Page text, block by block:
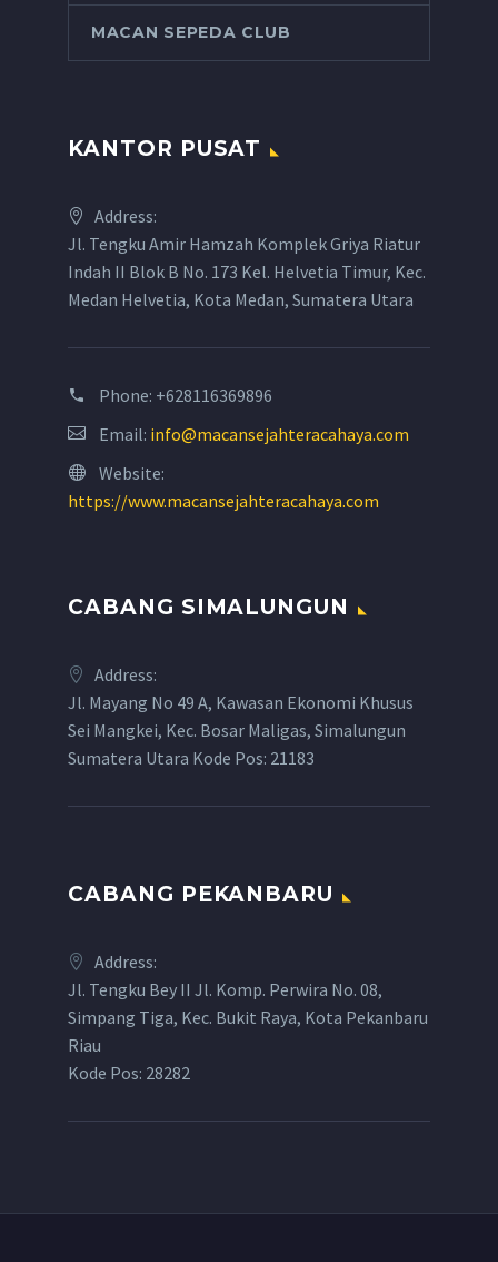
MACAN SEPEDA CLUB
KANTOR PUSAT
Address:
Jl. Tengku Amir Hamzah Komplek Griya Riatur
Indah II Blok B No. 173 Kel. Helvetia Timur, Kec.
Medan Helvetia, Kota Medan, Sumatera Utara
Phone: +628116369896
Email: info@macansejahteracahaya.com
Website:
https://www.macansejahteracahaya.com
CABANG SIMALUNGUN
Address:
Jl. Mayang No 49 A, Kawasan Ekonomi Khusus
Sei Mangkei, Kec. Bosar Maligas, Simalungun
Sumatera Utara Kode Pos: 21183
CABANG PEKANBARU
Address:
Jl. Tengku Bey II Jl. Komp. Perwira No. 08,
Simpang Tiga, Kec. Bukit Raya, Kota Pekanbaru
Riau
Kode Pos: 28282